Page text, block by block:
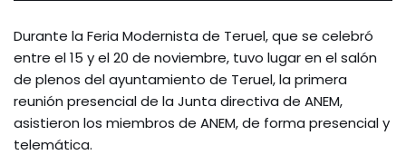
Durante la Feria Modernista de Teruel, que se celebró
entre el 15 y el 20 de noviembre, tuvo lugar en el salón
de plenos del ayuntamiento de Teruel, la primera
reunión presencial de la Junta directiva de ANEM,
asistieron los miembros de ANEM, de forma presencial y
telemática.